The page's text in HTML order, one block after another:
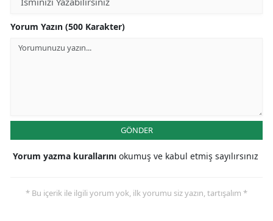
Yorum Yazın (500 Karakter)
GÖNDER
Yorum yazma kurallarını okumuş ve kabul etmiş sayılırsınız
* Bu içerik ile ilgili yorum yok, ilk yorumu siz yazın, tartışalım *